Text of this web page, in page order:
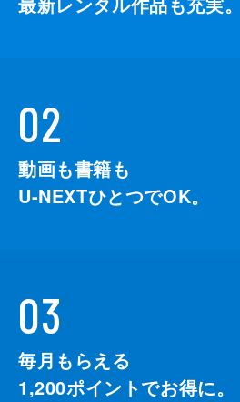
02
動画も書籍も
U-NEXTひとつでOK。
03
毎月もらえる
1,200ポイントでお得に。